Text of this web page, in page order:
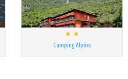
Camping Alpino